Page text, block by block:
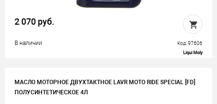
2 070 руб.
В наличии Код: 97606
Liqui Moly
МАСЛО МОТОРНОЕ ДВУХТАКТНОЕ LAVR MOTO RIDE SPECIAL [FD]
ПОЛУСИНТЕТИЧЕСКОЕ 4Л